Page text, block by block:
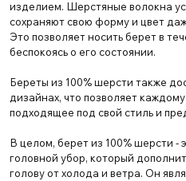
изделием. Шерстяные волокна
сохраняют свою форму и цвет
Это позволяет носить берет в
беспокоясь о его состоянии.
Береты из 100% шерсти также
дизайнах, что позволяет
подходящее под свой стиль и
В целом, берет из 100% шерсти -
головной убор, который
голову от холода и ветра. Он